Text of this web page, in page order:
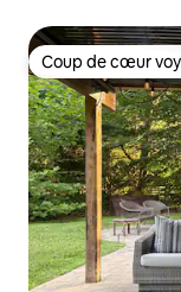
Coup de cœur
Coup de cœur